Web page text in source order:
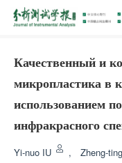
Качественный и
микропластика в
использованием
инфракрасного
Yi-nuo IU , Zheng-